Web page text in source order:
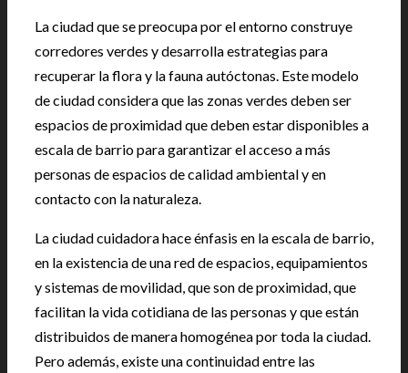
La ciudad que se preocupa por el entorno construye
corredores verdes y desarrolla estrategias para
recuperar la flora y la fauna autóctonas. Este modelo
de ciudad considera que las zonas verdes deben ser
espacios de proximidad que deben estar disponibles a
escala de barrio para garantizar el acceso a más
personas de espacios de calidad ambiental y en
contacto con la naturaleza.
La ciudad cuidadora hace énfasis en la escala de barrio,
en la existencia de una red de espacios, equipamientos
y sistemas de movilidad, que son de proximidad, que
facilitan la vida cotidiana de las personas y que están
distribuidos de manera homogénea por toda la ciudad.
Pero además, existe una continuidad entre las